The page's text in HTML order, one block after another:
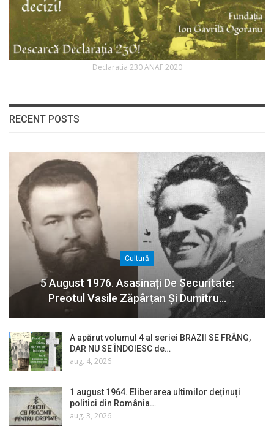
Declaratia 230 ANAF 2020
RECENT POSTS
Cultură
5 August 1976. Asasinați De Securitate:
Preotul Vasile Zăpârțan Și Dumitru…
A apărut volumul 4 al seriei BRAZII SE FRÂNG,
DAR NU SE ÎNDOIESC de…
aug. 4, 2026
1 august 1964. Eliberarea ultimilor deținuți
politici din România…
aug. 3, 2026